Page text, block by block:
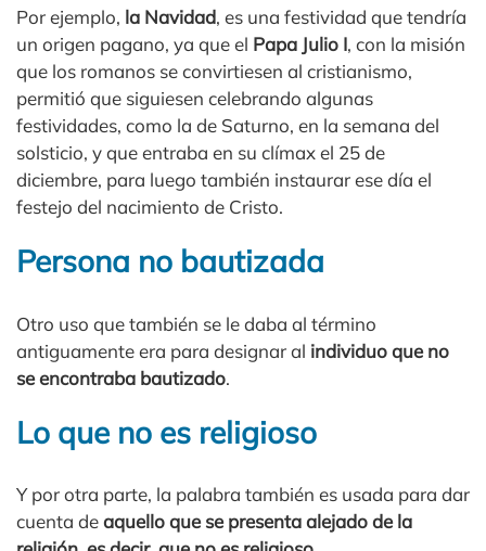
Por ejemplo, la Navidad, es una festividad que tendría
un origen pagano, ya que el Papa Julio I, con la misión
que los romanos se convirtiesen al cristianismo,
permitió que siguiesen celebrando algunas
festividades, como la de Saturno, en la semana del
solsticio, y que entraba en su clímax el 25 de
diciembre, para luego también instaurar ese día el
festejo del nacimiento de Cristo.
Persona no bautizada
Otro uso que también se le daba al término
antiguamente era para designar al individuo que no
se encontraba bautizado.
Lo que no es religioso
Y por otra parte, la palabra también es usada para dar
cuenta deaquello que se presenta alejado de la